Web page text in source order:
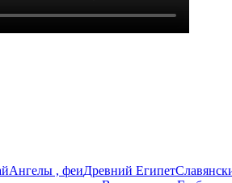
Ангелы , феиДревний Египет